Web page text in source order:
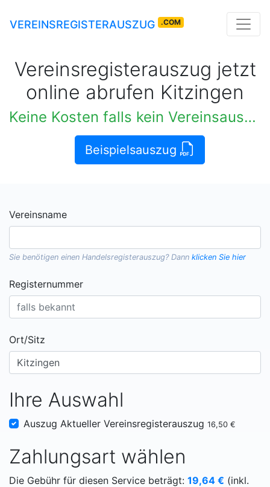
VEREINSREGISTERAUSZUG .COM
Vereinsregisterauszug jetzt
online abrufen Kitzingen
Keine Kosten falls kein Vereinsauszug verfügbar
Beispielsauszug
Vereinsname
Sie benötigen einen Handelsregisterauszug? Dann klicken Sie hier
Registernummer
Ort/Sitz
Ihre Auswahl
Auszug Aktueller Vereinsregisterauszug 16,50 €
Zahlungsart wählen
Die Gebühr für diesen Service beträgt: 19,64 € (inkl.